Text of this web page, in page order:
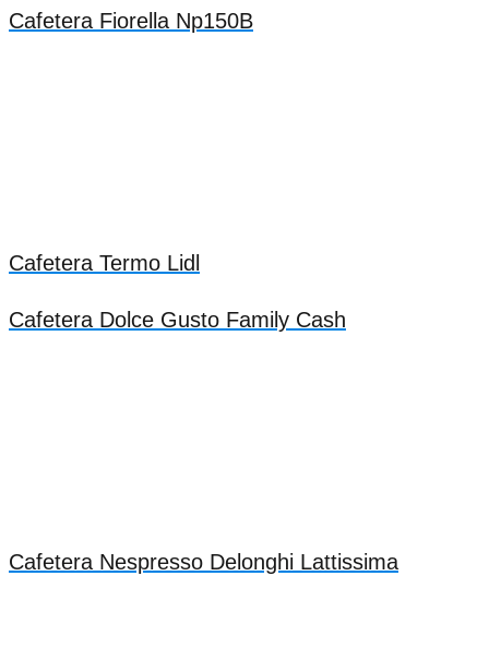
Cafetera Fiorella Np150B
Cafetera Termo Lidl
Cafetera Dolce Gusto Family Cash
Cafetera Nespresso Delonghi Lattissima